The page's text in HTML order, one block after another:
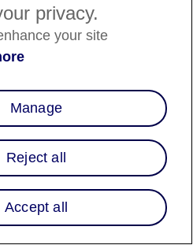
options de
1. Connectez-vous
portail
Magento 2.
2. Naviguez vers
Configuration >
> Méthodes de
paiement > Affirm
privacy.
your site
Manage
Reject all
Accept all